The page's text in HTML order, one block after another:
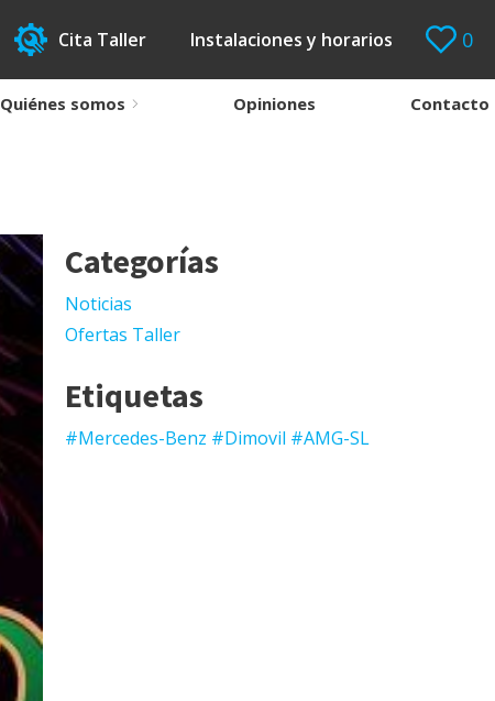
Cita Taller Instalaciones y horarios 0
Quiénes somos Opiniones Contacto
Categorías
Noticias
Ofertas Taller
Etiquetas
#Mercedes-Benz #Dimovil #AMG-SL